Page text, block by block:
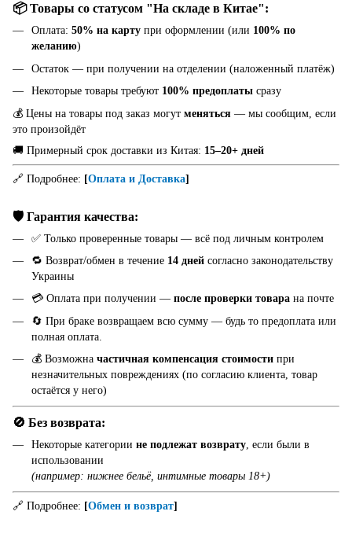
📦 Товары со статусом "На складе в Китае":
Оплата: 50% на карту при оформлении (или 100% по
желанию)
Остаток — при получении на отделении (наложенный платёж)
Некоторые товары требуют 100% предоплаты сразу
💰 Цены на товары под заказ могут меняться — мы сообщим, если
это произойдёт
🚚 Примерный срок доставки из Китая: 15–20+ дней
🔗 Подробнее: [Оплата и Доставка]
🛡️ Гарантия качества:
✅ Только проверенные товары — всё под личным контролем
🔁 Возврат/обмен в течение 14 дней согласно законодательству
Украины
💳 Оплата при получении — после проверки товара на почте
🔄 При браке возвращаем всю сумму — будь то предоплата или
полная оплата.
💰 Возможна частичная компенсация стоимости при
незначительных повреждениях (по согласию клиента, товар
остаётся у него)
🚫 Без возврата:
Некоторые категории не подлежат возврату, если были в
использовании
(например: нижнее бельё, интимные товары 18+)
🔗 Подробнее: [Обмен и возврат]